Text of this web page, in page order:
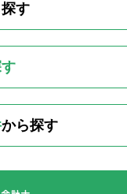
す
から探す